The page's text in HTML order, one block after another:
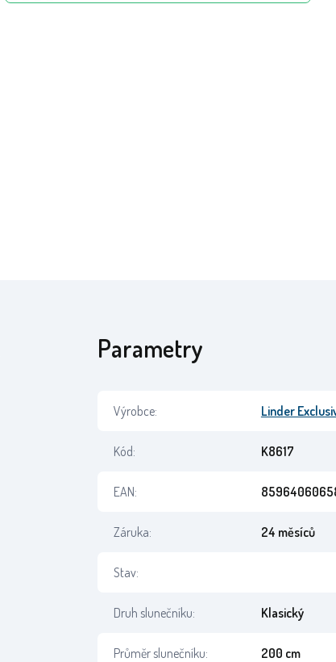
Parametry
Výrobce: Linder
Kód: K8617
EAN:
Záruka: 24 měsíců
Stav:
Druh slunečníku: Klasický
Průměr slunečníku: 200 cm